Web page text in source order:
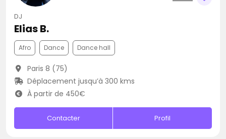
DJ
Elias B.
Afro Dance Dance hall
Paris 8 (75)
Déplacement jusqu’à 300 kms
À partir de 450€
Contacter Profil